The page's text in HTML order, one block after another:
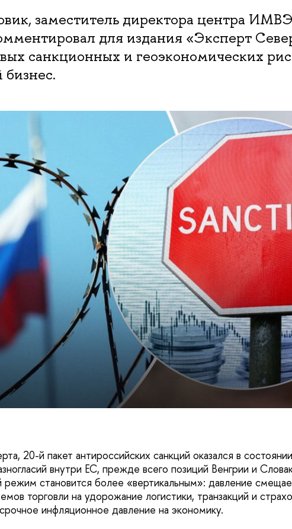
заместитель директора центра
для издания «Эксперт
санкционных и геоэкономических
бизнес.
20-й пакет антироссийских санкций оказался в
внутри ЕС, прежде всего позиций Венгрии и
режим становится более «вертикальным»: давление
торговли на удорожание логистики, транзакций и
инфляционное давление на экономику.